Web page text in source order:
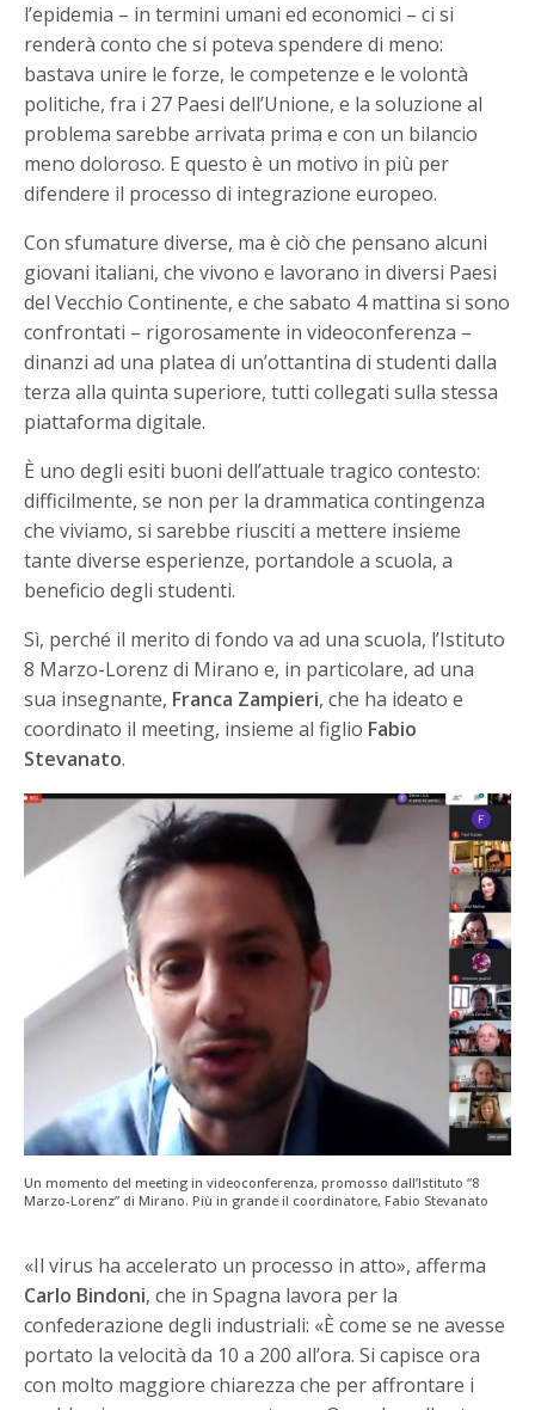
l’epidemia – in termini umani ed economici – ci si
renderà conto che si poteva spendere di meno:
bastava unire le forze, le competenze e le volontà
politiche, fra i 27 Paesi dell’Unione, e la soluzione al
problema sarebbe arrivata prima e con un bilancio
meno doloroso. E questo è un motivo in più per
difendere il processo di integrazione europeo.
Con sfumature diverse, ma è ciò che pensano alcuni
giovani italiani, che vivono e lavorano in diversi Paesi
del Vecchio Continente, e che sabato 4 mattina si sono
confrontati – rigorosamente in videoconferenza –
dinanzi ad una platea di un’ottantina di studenti dalla
terza alla quinta superiore, tutti collegati sulla stessa
piattaforma digitale.
È uno degli esiti buoni dell’attuale tragico contesto:
difficilmente, se non per la drammatica contingenza
che viviamo, si sarebbe riusciti a mettere insieme
tante diverse esperienze, portandole a scuola, a
beneficio degli studenti.
Sì, perché il merito di fondo va ad una scuola, l’Istituto
8 Marzo-Lorenz di Mirano e, in particolare, ad una
sua insegnante, Franca Zampieri, che ha ideato e
coordinato il meeting, insieme al figlio Fabio
Stevanato.
Un momento del meeting in videoconferenza, promosso dall’Istituto “8
Marzo-Lorenz” di Mirano. Più in grande il coordinatore, Fabio Stevanato
«Il virus ha accelerato un processo in atto», afferma
Carlo Bindoni, che in Spagna lavora per la
confederazione degli industriali: «È come se ne avesse
portato la velocità da 10 a 200 all’ora. Si capisce ora
con molto maggiore chiarezza che per affrontare i